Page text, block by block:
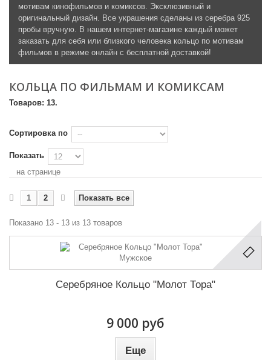
мотивам кинофильмов и комиксов. Эксклюзивный и
оригинальный дизайн. Все украшения сделаны из серебра 925
пробы вручную. В нашем интернет-магазине каждый может
заказать для себя или близкого человека кольцо по мотивам
фильмов в режиме онлайн с бесплатной доставкой!
КОЛЬЦА ПО ФИЛЬМАМ И КОМИКСАМ
Товаров: 13.
Сортировка по
Показать
на странице
Показать все
1 2
Показано 13 - 13 из 13 товаров
Серебряное Кольцо "Молот Тора"
9 000 руб
Еще